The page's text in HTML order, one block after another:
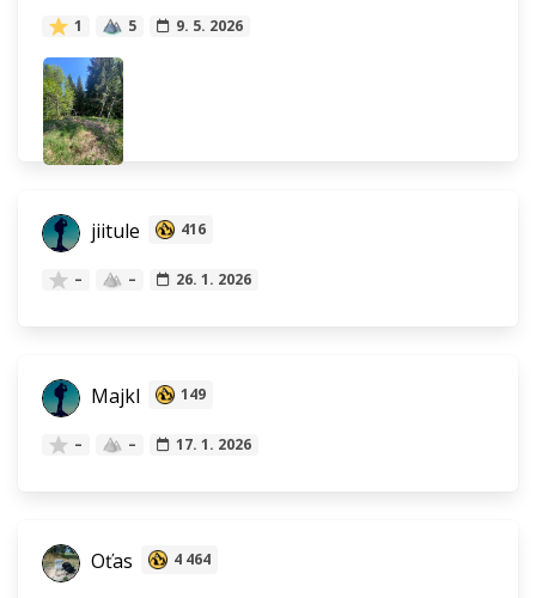
1 5 9. 5. 2026
jiitule 416
– – 26. 1. 2026
Majkl 149
– – 17. 1. 2026
Oťas 4 464